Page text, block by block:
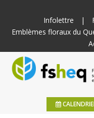
Infolettre |
Emblèmes floraux du